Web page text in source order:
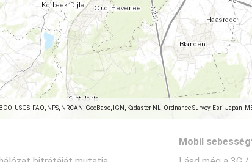
USGS, FAO, NPS, NRCAN, GeoBase, IGN, Kadaster NL, Ordnance Survey, Esri
Mobil